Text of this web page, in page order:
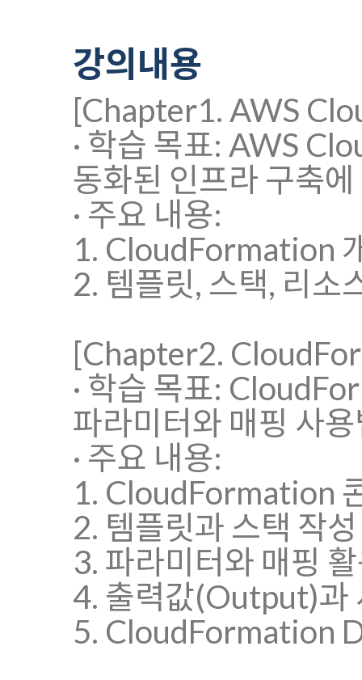
강의내용
[Chapter1. AWS
· 학습 목표: AWS
동화된 인프라 구축
· 주요 내용:
1. CloudFormation
2. 템플릿, 스택, 리소
[Chapter2.
· 학습 목표:
파라미터와 매핑 사
· 주요 내용:
1. CloudFormation
2. 템플릿과 스택 작
3. 파라미터와 매핑
4. 출력값(Output)과
5. CloudFormation